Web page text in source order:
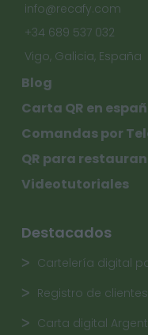
info@recafy.com
+34 689 537 032
Vigo, Galicia, España
Blog
Carta QR en
Comandas por
QR para
Videotutoriales
Destacados
Cartelería digital
Registro de
Carta digital